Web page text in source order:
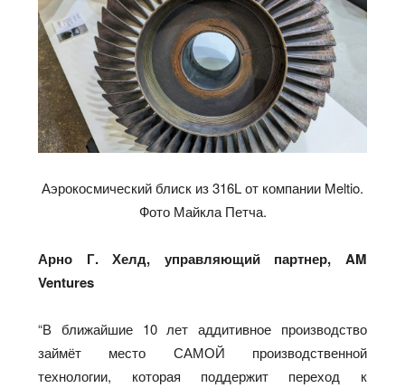
Аэрокосмический блиск из 316L от компании Meltio.
Фото Майкла Петча.
Арно Г. Хелд, управляющий партнер, AM
Ventures
“В ближайшие 10 лет аддитивное производство
займёт место САМОЙ производственной
технологии, которая поддержит переход к